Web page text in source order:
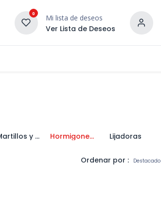
0 Mi lista de deseos
Ver Lista de Deseos
Martillos y Taladros Percutores Hormigoneras y Elevadores Lijadoras
Ordenar por : Destacado